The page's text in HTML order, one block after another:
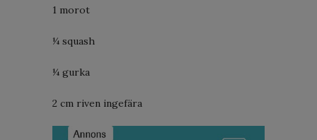
1 morot
¼ squash
¼ gurka
2 cm riven ingefära